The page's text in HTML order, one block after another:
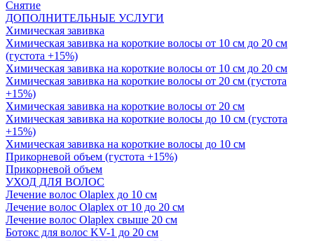
Снятие
ДОПОЛНИТЕЛЬНЫЕ УСЛУГИ
Химическая завивка
Химическая завивка на короткие волосы от 10 см до 20 см
(густота +15%)
Химическая завивка на короткие волосы от 10 см до 20 см
Химическая завивка на короткие волосы от 20 см (густота
+15%)
Химическая завивка на короткие волосы от 20 см
Химическая завивка на короткие волосы до 10 см (густота
+15%)
Химическая завивка на короткие волосы до 10 см
Прикорневой объем (густота +15%)
Прикорневой объем
УХОД ДЛЯ ВОЛОС
Лечение волос Olapleх до 10 см
Лечение волос Olapleх от 10 до 20 см
Лечение волос Olapleх свыше 20 см
Ботокс для волос KV-1 до 20 см